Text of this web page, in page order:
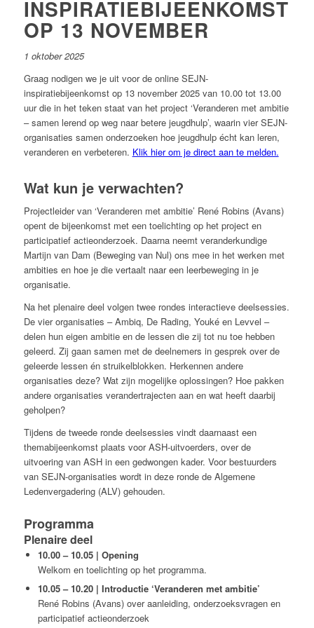
INSPIRATIEBIJEENKOMST
OP 13 NOVEMBER
1 oktober 2025
Graag nodigen we je uit voor de online SEJN-
inspiratiebijeenkomst op 13 november 2025 van 10.00 tot 13.00
uur die in het teken staat van het project ‘Veranderen met ambitie
– samen lerend op weg naar betere jeugdhulp’, waarin vier SEJN-
organisaties samen onderzoeken hoe jeugdhulp écht kan leren,
veranderen en verbeteren. Klik hier om je direct aan te melden.
Wat kun je verwachten?
Projectleider van ‘Veranderen met ambitie’ René Robins (Avans)
opent de bijeenkomst met een toelichting op het project en
participatief actieonderzoek. Daarna neemt veranderkundige
Martijn van Dam (Beweging van Nul) ons mee in het werken met
ambities en hoe je die vertaalt naar een leerbeweging in je
organisatie.
Na het plenaire deel volgen twee rondes interactieve deelsessies.
De vier organisaties – Ambiq, De Rading, Youké en Levvel –
delen hun eigen ambitie en de lessen die zij tot nu toe hebben
geleerd. Zij gaan samen met de deelnemers in gesprek over de
geleerde lessen én struikelblokken. Herkennen andere
organisaties deze? Wat zijn mogelijke oplossingen? Hoe pakken
andere organisaties verandertrajecten aan en wat heeft daarbij
geholpen?
Tijdens de tweede ronde deelsessies vindt daarnaast een
themabijeenkomst plaats voor ASH-uitvoerders, over de
uitvoering van ASH in een gedwongen kader. Voor bestuurders
van SEJN-organisaties wordt in deze ronde de Algemene
Ledenvergadering (ALV) gehouden.
Programma
Plenaire deel
10.00 – 10.05 | Opening
Welkom en toelichting op het programma.
10.05 – 10.20 | Introductie ‘Veranderen met ambitie’
René Robins (Avans) over aanleiding, onderzoeksvragen en
participatief actieonderzoek